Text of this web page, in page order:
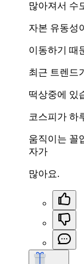
많아져서 수
자본 유동성
이동하기 때
최근 트렌드
떡상중에 있
코스피가 하
움직이는 꼴
자가
많아요.